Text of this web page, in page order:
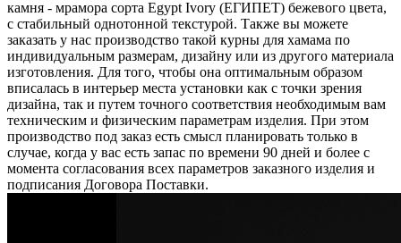
камня - мрамора сорта Egypt Ivory (ЕГИПЕТ) бежевого цвета,
c стабильный однотонной текстурой. Также вы можете
заказать у нас производство такой курны для хамама по
индивидуальным размерам, дизайну или из другого материала
изготовления. Для того, чтобы она оптимальным образом
вписалась в интерьер места установки как с точки зрения
дизайна, так и путем точного соответствия необходимым вам
техническим и физическим параметрам изделия. При этом
производство под заказ есть смысл планировать только в
случае, когда у вас есть запас по времени 90 дней и более с
момента согласования всех параметров заказного изделия и
подписания Договора Поставки.